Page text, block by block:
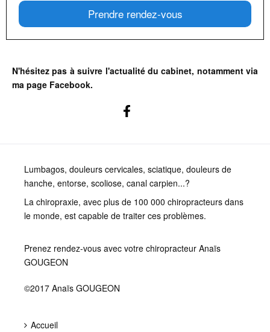
Prendre rendez-vous
N'hésitez pas à suivre l'actualité du cabinet, notamment via
ma page Facebook.
Lumbagos, douleurs cervicales, sciatique, douleurs de
hanche, entorse, scoliose, canal carpien...?
La chiropraxie, avec plus de 100 000 chiropracteurs dans
le monde, est capable de traiter ces problèmes.
Prenez rendez-vous avec votre chiropracteur Anaïs
GOUGEON
©2017 Anaïs GOUGEON
Accueil